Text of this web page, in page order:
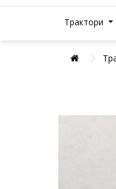
Трактори